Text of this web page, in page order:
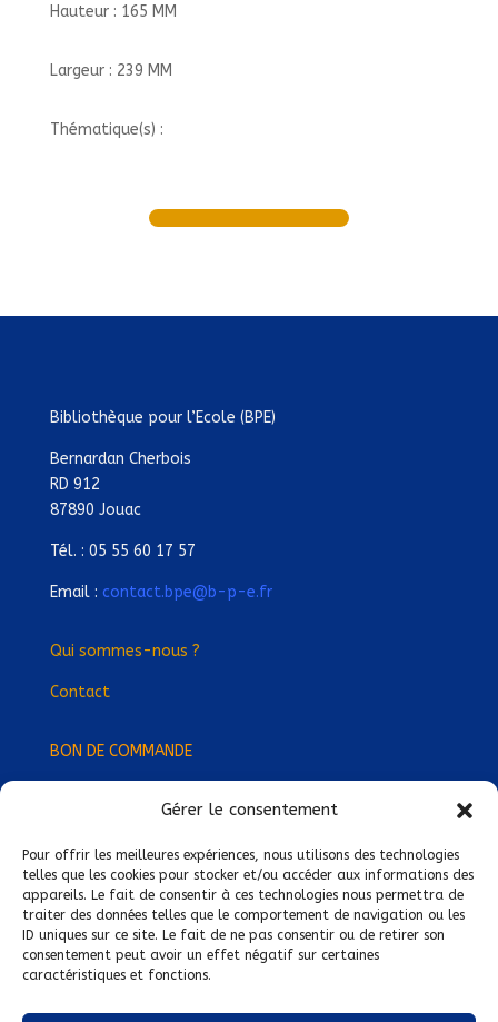
Gérer le consentement
Pour offrir les meilleures expériences, nous utilisons des technologies
telles que les cookies pour stocker et/ou accéder aux informations des
appareils. Le fait de consentir à ces technologies nous permettra de
traiter des données telles que le comportement de navigation ou les
ID uniques sur ce site. Le fait de ne pas consentir ou de retirer son
consentement peut avoir un effet négatif sur certaines
caractéristiques et fonctions.
Hauteur : 165 MM
Largeur : 239 MM
Thématique(s) :
Bibliothèque pour l’Ecole (BPE)
Bernardan Cherbois
RD 912
87890 Jouac
Tél. : 05 55 60 17 57
Email : contact.bpe@b-p-e.fr
Qui sommes-nous ?
Contact
BON DE COMMANDE
Devenez Délégué·e Régional·e !
Trouvez-nous près de chez vous !
Mentions légales
Conditions générales de vente
Politique de confidentialité